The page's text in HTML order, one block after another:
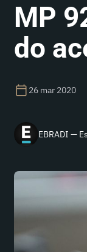
MP
do
26 mar 2020
EBRADI —